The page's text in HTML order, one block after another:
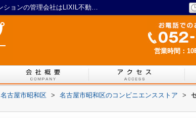
セブンイレブン 名古屋桜山町1丁目店｜名古屋の賃貸アパート・マンションの管理会社はLIXIL不動産ショップ マイルーム館 名古屋店
営業時間：10
名古屋市昭和区 > 名古屋市昭和区のコンビニエンスストア >